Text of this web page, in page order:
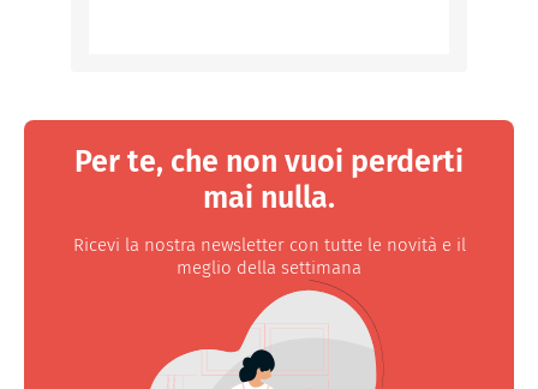
Per te, che non vuoi perderti
mai nulla.
Ricevi la nostra newsletter con tutte le novità e il
meglio della settimana